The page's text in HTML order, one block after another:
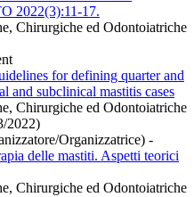
2022(3):11-17.
Chirurgiche ed Odontoiatriche
for defining quarter and
and subclinical mastitis cases
Chirurgiche ed Odontoiatriche
2022)
Organizzatrice) -
delle mastiti. Aspetti teorici
Chirurgiche ed Odontoiatriche